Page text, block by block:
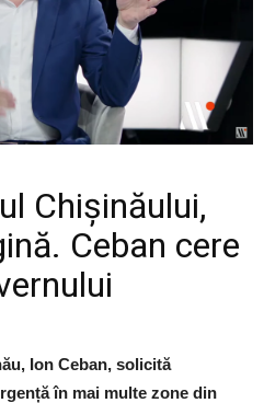
Chișinăului,
Ceban cere
Ion Ceban, solicită
în mai multe zone din